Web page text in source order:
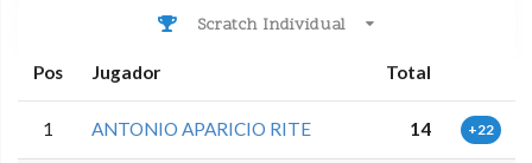
Scratch Individual
Pos Jugador Total
1 ANTONIO APARICIO RITE 14 +22